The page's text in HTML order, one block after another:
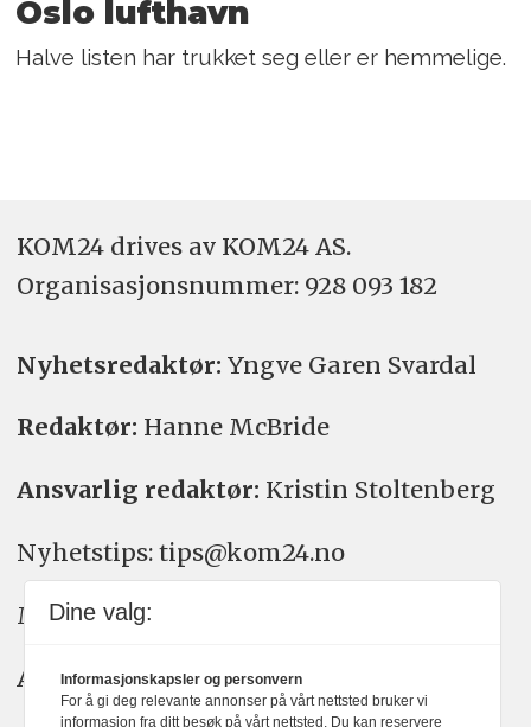
Oslo lufthavn
Halve listen har trukket seg eller er hemmelige.
KOM24 drives av KOM24 AS.
Organisasjons­nummer: 928 093 182
Nyhetsredaktør: Yngve Garen Svardal
Redaktør: Hanne McBride
Ansvarlig redaktør: Kristin Stoltenberg
Nyhetstips: tips@kom24.no
Meninger: meninger@kom24.no
Annonse: annonse@watchmedia.no
Dine valg:
Informasjonskapsler og personvern
For å gi deg relevante annonser på vårt nettsted bruker vi
informasjon fra ditt besøk på vårt nettsted. Du kan reservere